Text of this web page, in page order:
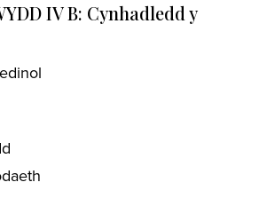
IV B: Cynhadledd y